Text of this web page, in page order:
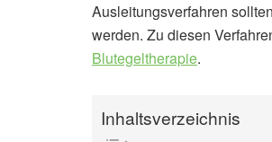
Ausleitungsverfahren
werden. Zu diesen
Blutegeltherapie.
Inhaltsverzeichnis